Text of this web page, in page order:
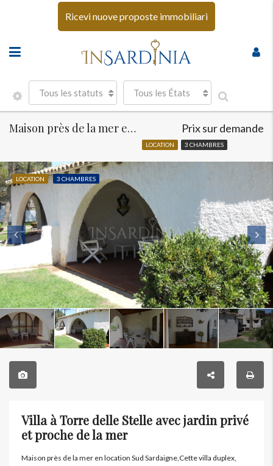
Ricevi nuove proposte immobiliari
Tous les statuts Tous les États
Maison près de la mer en location Sud Sardaigne
LOCATION 3 CHAMBRES
Prix sur demande
LOCATION 3 CHAMBRES
Villa à Torre delle Stelle avec jardin privé
et proche de la mer
Maison près de la mer en location Sud Sardaigne,Cette villa duplex,